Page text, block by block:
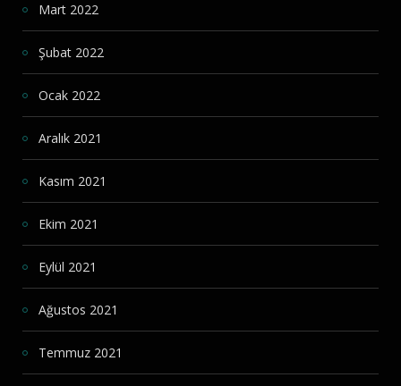
Mart 2022
Şubat 2022
Ocak 2022
Aralık 2021
Kasım 2021
Ekim 2021
Eylül 2021
Ağustos 2021
Temmuz 2021